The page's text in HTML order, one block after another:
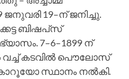
ജനുവരി 19–ന്‌ ജനിച്ചു.
ബിഷപ്‌സ്‌
7–6–1899 ന്‌
വച്ച്‌ കടവില്‍ പൌലോസ്‌
സ്ഥാനം നല്‍കി.